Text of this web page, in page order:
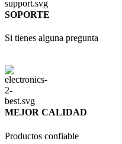
SOPORTE
Si tienes alguna pregunta
MEJOR CALIDAD
Productos confiable